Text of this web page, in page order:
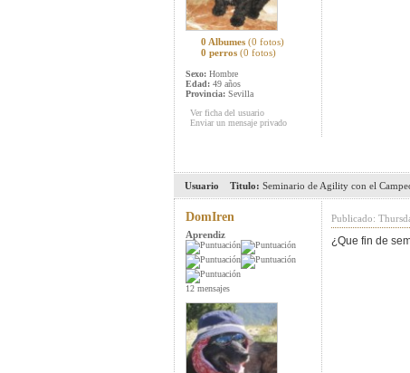
0 Albumes (0 fotos)
0 perros (0 fotos)
Sexo: Hombre
Edad: 49 años
Provincia: Sevilla
Ver ficha del usuario
Enviar un mensaje privado
Usuario Titulo: Seminario de Agility con el
DomIren
Aprendiz
12 mensajes
Publicado:
¿Que fin de